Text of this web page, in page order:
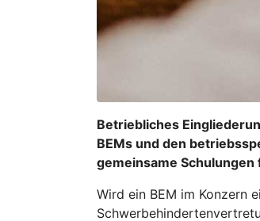
Betriebliches
BEMs und den
gemeinsame
Wird ein BEM im Konzern